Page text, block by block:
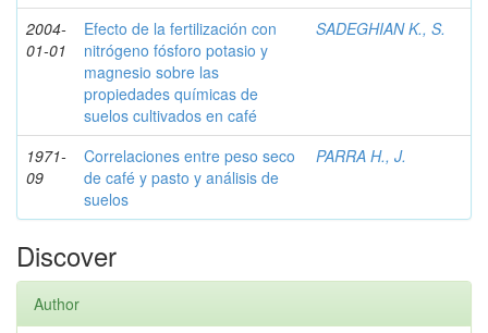
2004-
01-01
Efecto de la fertilización con
nitrógeno fósforo potasio y
magnesio sobre las
propiedades químicas de
suelos cultivados en café
SADEGHIAN K., S.
1971-
09
Correlaciones entre peso seco
de café y pasto y análisis de
suelos
PARRA H., J.
Discover
Author